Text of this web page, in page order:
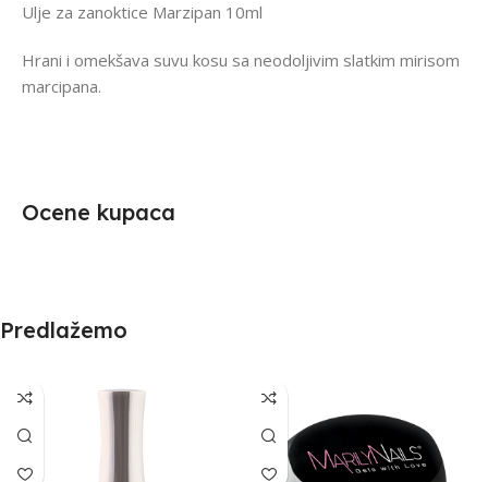
Ulje za zanoktice Marzipan 10ml
Hrani i omekšava suvu kosu sa neodoljivim slatkim mirisom
marcipana.
Ocene kupaca
Predlažemo